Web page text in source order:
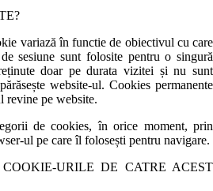
variază în functie de obiectivul cu care
sesiune sunt folosite pentru o singură
doar pe durata vizitei și nu sunt
website-ul. Cookies permanente
revine pe website.
de cookies, în orice moment, prin
ul pe care îl folosești pentru navigare.
URILE DE CATRE ACEST